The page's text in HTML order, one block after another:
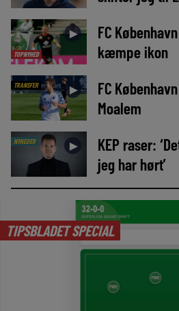
TOPNYHED
►
FC
kæmpe ikon
TRANSFER ►
FC
Moalem
NYHEDER ►
KEP raser:
jeg har hørt’
TIPSBLADET SPECIAL